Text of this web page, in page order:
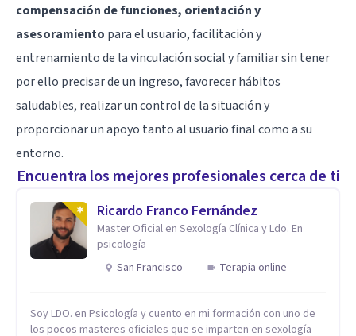
compensación de funciones, orientación y
asesoramiento para el usuario, facilitación y
entrenamiento de la vinculación social y familiar sin tener
por ello precisar de un ingreso, favorecer hábitos
saludables, realizar un control de la situación y
proporcionar un apoyo tanto al usuario final como a su
entorno.
Encuentra los mejores profesionales cerca de ti
Ricardo Franco Fernández
Master Oficial en Sexología Clínica y Ldo. En
psicología
San Francisco
Terapia online
Soy LDO. en Psicología y cuento en mi formación con uno de
los pocos masteres oficiales que se imparten en sexología